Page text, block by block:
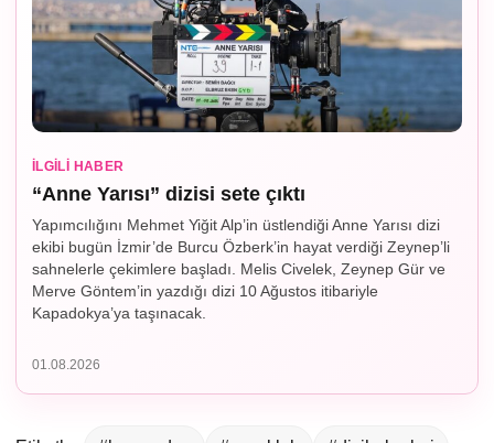
İLGILI HABER
“Anne Yarısı” dizisi sete çıktı
Yapımcılığını Mehmet Yiğit Alp’in üstlendiği Anne Yarısı dizi
ekibi bugün İzmir’de Burcu Özberk’in hayat verdiği Zeynep’li
sahnelerle çekimlere başladı. Melis Civelek, Zeynep Gür ve
Merve Göntem’in yazdığı dizi 10 Ağustos itibariyle
Kapadokya’ya taşınacak.
01.08.2026